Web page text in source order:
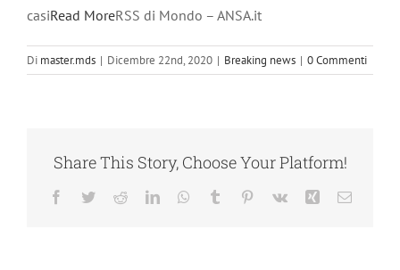
casiRead MoreRSS di Mondo – ANSA.it
Di master.mds | Dicembre 22nd, 2020 | Breaking news | 0 Commenti
Share This Story, Choose Your Platform!
Facebook
TwitterRedditLinkedInWhatsApp
Tumblr Pinterest
Vk Xing Email